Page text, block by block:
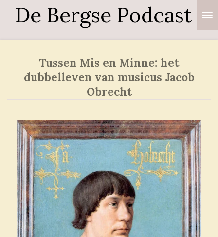
direct
hoofdinhoud
De Bergse Podcast
Tussen Mis en Minne: het
dubbelleven van musicus Jacob
Obrecht